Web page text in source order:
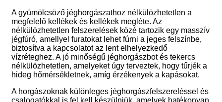
A gyümölcsöző jéghorgászathoz nélkülözhetetlen a
megfelelő kellékek és kellékek megléte. Az
nélkülözhetetlen felszerelések közé tartozik egy masszív
jégfúró, amellyel furatokat lehet fúrni a jeges felszínbe,
biztosítva a kapcsolatot az lent elhelyezkedő
vízréteghez. A jó minőségű jéghorgászbot és tekercs
nélkülözhetetlen, amelyeket úgy terveztek, hogy tűrjék a
hideg hőmérsékletnek, amíg érzékenyek a kapásokat.
A horgászoknak különleges jéghorgászfelszereléssel és
csalogatókkal is fel kell készülniük, amelyek hatékonyan